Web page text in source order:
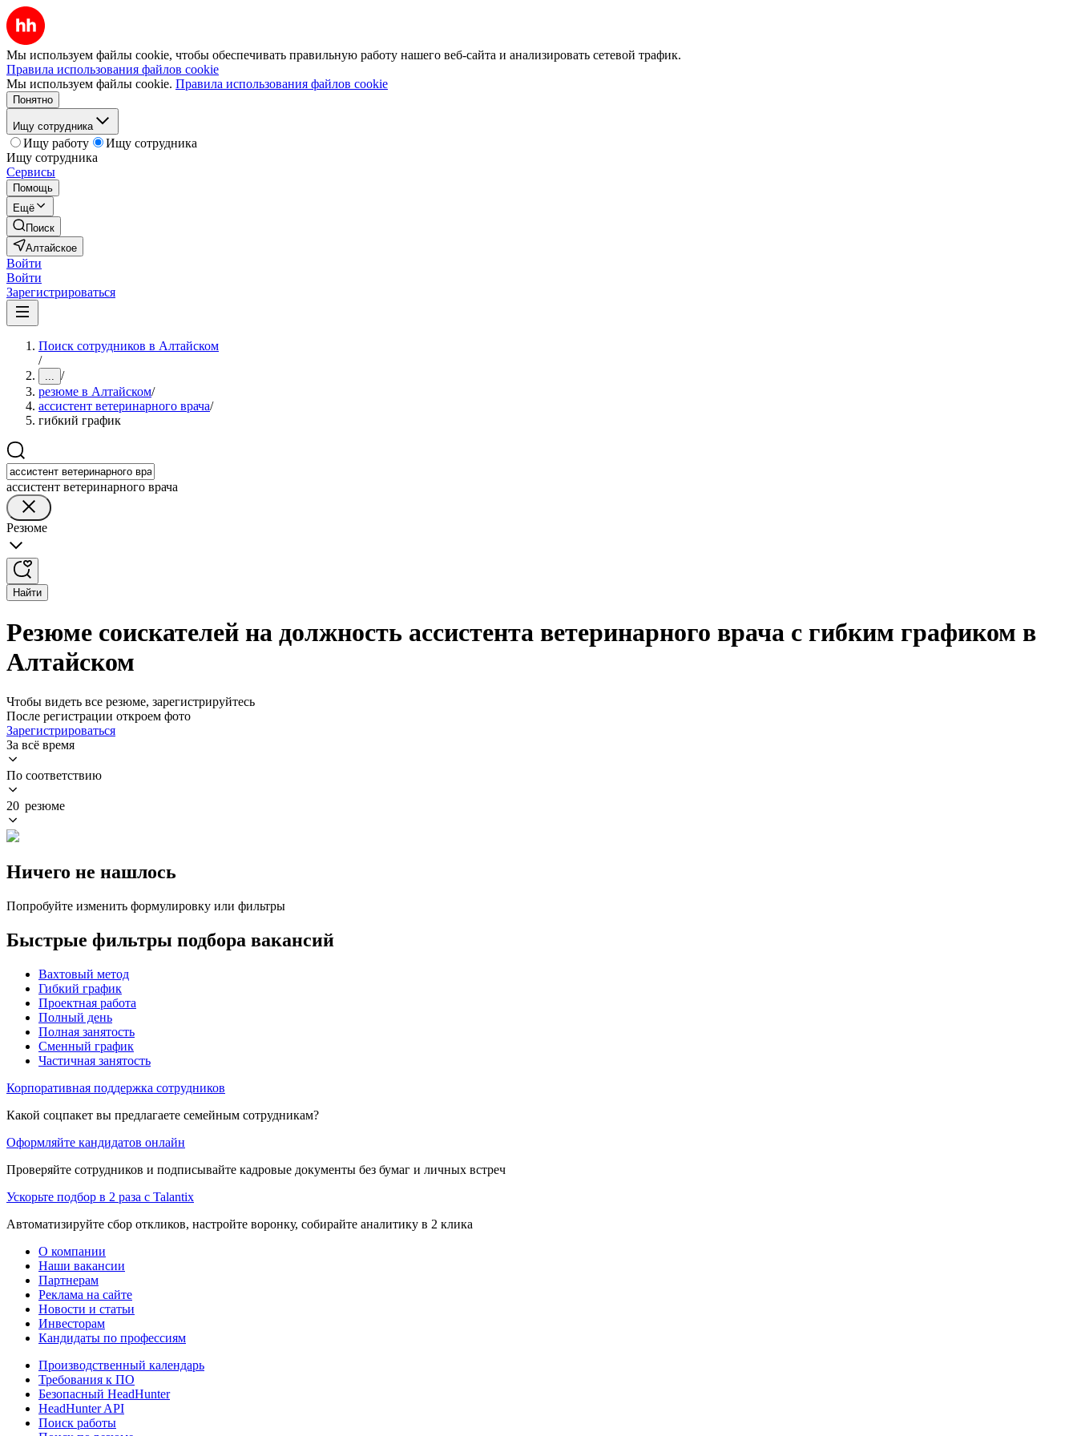
Мы используем файлы cookie, чтобы обеспечивать правильную работу нашего веб-сайта и анализировать сетевой трафик.
Правила использования файлов cookie
Мы используем файлы cookie. Правила использования файлов cookie
Понятно
Ищу сотрудника
Ищу работу
Ищу сотрудника
Ищу сотрудника
Сервисы
Помощь
Ещё
Поиск
Алтайское
Войти
Войти
Зарегистрироваться
Поиск сотрудников в Алтайском
/
... /
резюме в Алтайском/
ассистент ветеринарного врача/
гибкий график
ассистент ветеринарного врача
Резюме
Найти
Резюме соискателей на должность ассистента ветеринарного врача с гибким графиком в
Алтайском
Чтобы видеть все резюме, зарегистрируйтесь
После регистрации откроем фото
Зарегистрироваться
За всё время
По соответствию
20 резюме
Ничего не нашлось
Попробуйте изменить формулировку или фильтры
Быстрые фильтры подбора вакансий
Вахтовый метод
Гибкий график
Проектная работа
Полный день
Полная занятость
Сменный график
Частичная занятость
Корпоративная поддержка сотрудников
Какой соцпакет вы предлагаете семейным сотрудникам?
Оформляйте кандидатов онлайн
Проверяйте сотрудников и подписывайте кадровые документы без бумаг и личных встреч
Ускорьте подбор в 2 раза с Talantix
Автоматизируйте сбор откликов, настройте воронку, собирайте аналитику в 2 клика
О компании
Наши вакансии
Партнерам
Реклама на сайте
Новости и статьи
Инвесторам
Кандидаты по профессиям
Производственный календарь
Требования к ПО
Безопасный HeadHunter
HeadHunter API
Поиск работы